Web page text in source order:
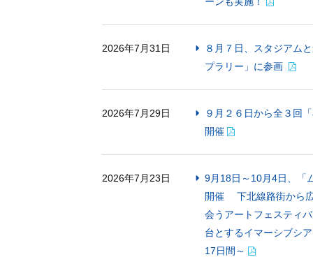
2026年7月31日
８月７日、スタジアム
プラリー」に参画
2026年7月29日
９月２６日から全３回
開催
2026年7月23日
9月18日～10月4日、「
開催 下北線路街から広
会うアートフェスティ
台とするイマーシブシ
17日間～